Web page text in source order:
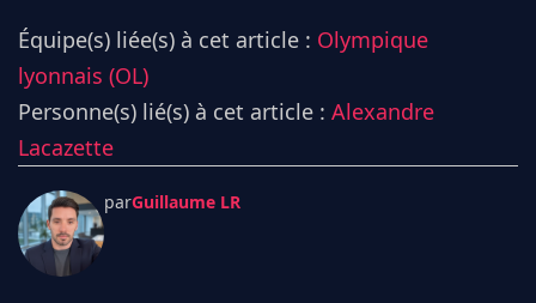
Équipe(s) liée(s) à cet article : Olympique
lyonnais (OL)
Personne(s) lié(s) à cet article : Alexandre
Lacazette
parGuillaume LR